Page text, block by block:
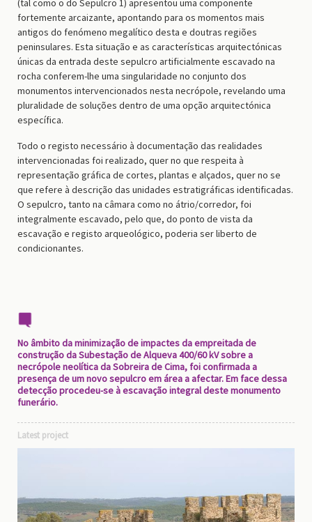
fortemente arcaizante, apontando para os momentos mais
antigos do fenómeno megalítico desta e doutras regiões
peninsulares. Esta situação e as características arquitectónicas
únicas da entrada deste sepulcro artificialmente escavado na
rocha conferem-lhe uma singularidade no conjunto dos
monumentos intervencionados nesta necrópole, revelando uma
pluralidade de soluções dentro de uma opção arquitectónica
específica.
Todo o registo necessário à documentação das realidades
intervencionadas foi realizado, quer no que respeita à
representação gráfica de cortes, plantas e alçados, quer no se
que refere à descrição das unidades estratigráficas identificadas.
O sepulcro, tanto na câmara como no átrio/corredor, foi
integralmente escavado, pelo que, do ponto de vista da
escavação e registo arqueológico, poderia ser liberto de
condicionantes.
No âmbito da minimização de impactes da empreitada de
construção da Subestação de Alqueva 400/60 kV sobre a
necrópole neolítica da Sobreira de Cima, foi confirmada a
presença de um novo sepulcro em área a afectar. Em face dessa
detecção procedeu-se à escavação integral deste monumento
funerário.
Latest project